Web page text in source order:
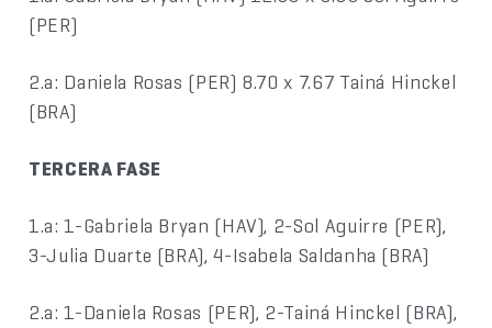
(PER)
2.a: Daniela Rosas (PER) 8.70 x 7.67 Tainá Hinckel
(BRA)
TERCERA FASE
1.a: 1-Gabriela Bryan (HAV), 2-Sol Aguirre (PER),
3-Julia Duarte (BRA), 4-Isabela Saldanha (BRA)
2.a: 1-Daniela Rosas (PER), 2-Tainá Hinckel (BRA),